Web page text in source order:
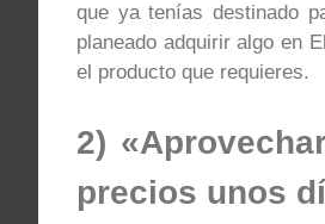
que ya tenías destinado
planeado adquirir algo en
el producto que requieres.
2)
precios unos